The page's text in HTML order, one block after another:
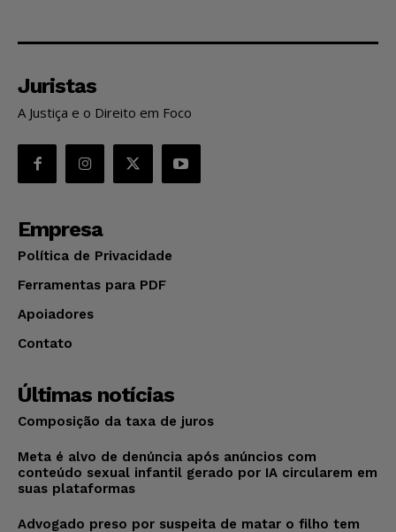
Juristas
A Justiça e o Direito em Foco
Empresa
Política de Privacidade
Ferramentas para PDF
Apoiadores
Contato
Últimas notícias
Composição da taxa de juros
Meta é alvo de denúncia após anúncios com
conteúdo sexual infantil gerado por IA circularem em
suas plataformas
Advogado preso por suspeita de matar o filho tem